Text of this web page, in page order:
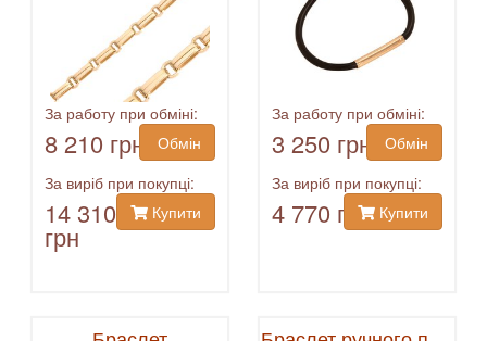
За работу при обміні:
8 210 грн
Обмін
За виріб при покупці:
14 310
грн
Купити
За работу при обміні:
3 250 грн
Обмін
За виріб при покупці:
4 770 грн Купити